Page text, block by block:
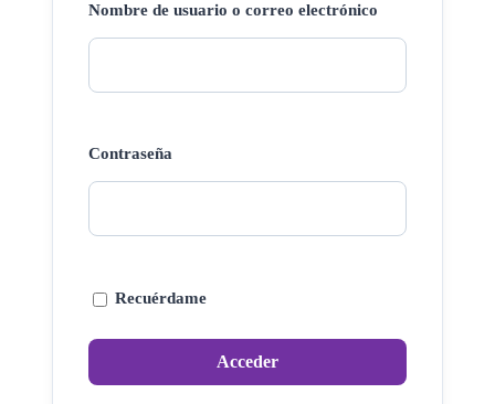
Nombre de usuario o correo electrónico
Contraseña
Recuérdame